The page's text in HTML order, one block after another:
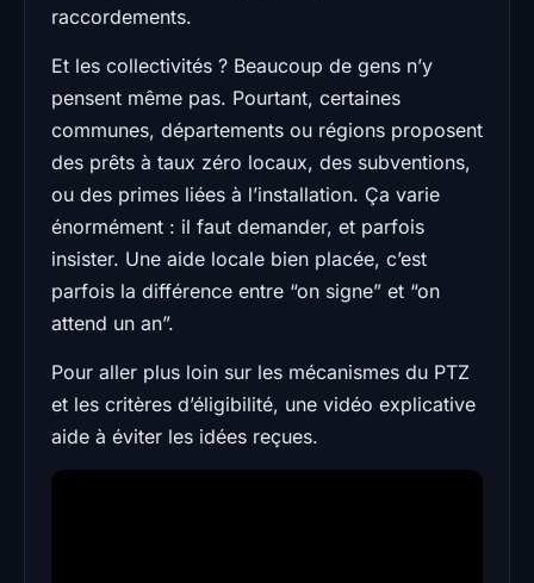
raccordements.
Et les collectivités ? Beaucoup de gens n’y
pensent même pas. Pourtant, certaines
communes, départements ou régions proposent
des prêts à taux zéro locaux, des subventions,
ou des primes liées à l’installation. Ça varie
énormément : il faut demander, et parfois
insister. Une aide locale bien placée, c’est
parfois la différence entre “on signe” et “on
attend un an”.
Pour aller plus loin sur les mécanismes du PTZ
et les critères d’éligibilité, une vidéo explicative
aide à éviter les idées reçues.